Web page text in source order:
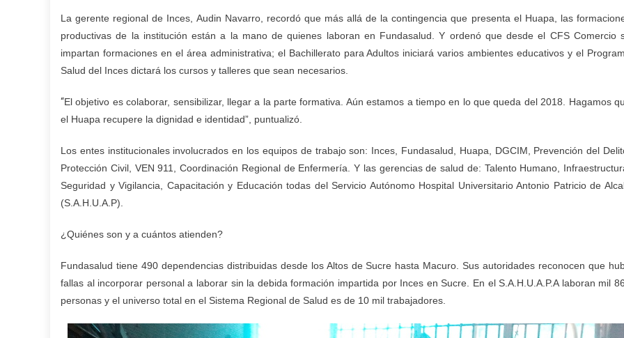
La gerente regional de Inces, Audin Navarro, recordó que más allá de la contingencia que presenta el Huapa, las
productivas de la institución están a la mano de quienes laboran en Fundasalud. Y ordenó que desde el CFS Comercio
impartan formaciones en el área administrativa; el Bachillerato para Adultos iniciará varios ambientes educativos y el
Salud del Inces dictará los cursos y talleres que sean necesarios.
“El objetivo es colaborar, sensibilizar, llegar a la parte formativa. Aún estamos a tiempo en lo que queda del 2018. Hagamos
el Huapa recupere la dignidad e identidad”, puntualizó.
Los entes institucionales involucrados en los equipos de trabajo son: Inces, Fundasalud, Huapa, DGCIM, Prevención del
Protección Civil, VEN 911, Coordinación Regional de Enfermería. Y las gerencias de salud de: Talento Humano,
Seguridad y Vigilancia, Capacitación y Educación todas del Servicio Autónomo Hospital Universitario Antonio Patricio de
(S.A.H.U.A.P).
¿Quiénes son y a cuántos atienden?
Fundasalud tiene 490 dependencias distribuidas desde los Altos de Sucre hasta Macuro. Sus autoridades reconocen que
fallas al incorporar personal a laborar sin la debida formación impartida por Inces en Sucre. En el S.A.H.U.A.P.A laboran mil
personas y el universo total en el Sistema Regional de Salud es de 10 mil trabajadores.